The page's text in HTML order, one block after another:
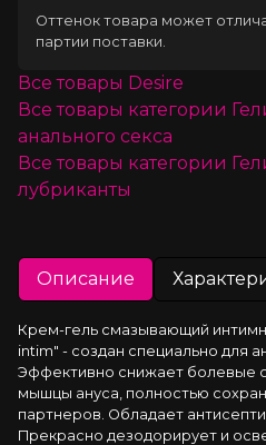
Оттенок товара может
партии поставки.
Все товары Desire
Все товары категории
анального секса
Все товары категории
лубриканты
Описание
Крем-гель смазывающий
intim" - создан специально для
Эффективно снижает болевые
мышцы ануса, полностью
партнеров. Обладает
Прекрасно дезодорирует и